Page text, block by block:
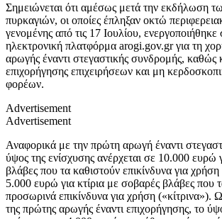
Σημειώνεται ότι αμέσως μετά την εκδήλωση
πυρκαγιών, οι οποίες έπληξαν οκτώ
γενομένης από τις 17 Ιουλίου,
ηλεκτρονική πλατφόρμα arogi.gov.gr για τη
αρωγής έναντι στεγαστικής συνδρομής, καθώς
επιχορήγησης επιχειρήσεων και μη
φορέων.
Advertisement
Advertisement
Αναφορικά με την πρώτη αρωγή έναντι
ύψος της ενίσχυσης ανέρχεται σε 10.000 ευρώ
βλάβες που τα καθιστούν επικίνδυνα για
5.000 ευρώ για κτίρια με σοβαρές βλάβες που
προσωρινά επικίνδυνα για χρήση («κίτρινα»).
της πρώτης αρωγής έναντι επιχορήγησης, το